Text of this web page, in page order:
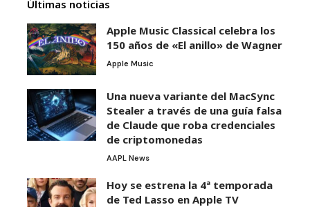
Últimas noticias
Apple Music Classical celebra los
150 años de «El anillo» de Wagner
Apple Music
Una nueva variante del MacSync
Stealer a través de una guía falsa
de Claude que roba credenciales
de criptomonedas
AAPL News
Hoy se estrena la 4ª temporada
de Ted Lasso en Apple TV